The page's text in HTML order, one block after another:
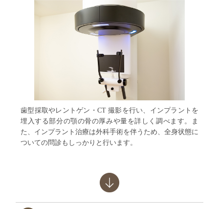
歯型採取やレントゲン・CT 撮影を行い、インプラントを
埋入する部分の顎の骨の厚みや量を詳しく調べます。ま
た、インプラント治療は外科手術を伴うため、全身状態に
ついての問診もしっかりと行います。